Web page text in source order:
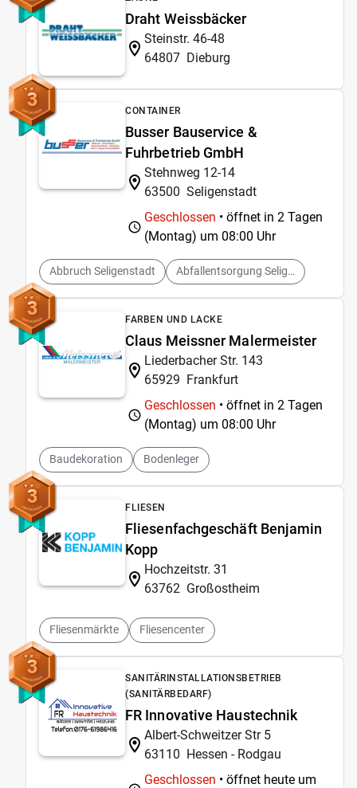
Draht Weissbäcker
Steinstr. 46-48
64807 Dieburg
3 CONTAINER
Busser Bauservice &
Fuhrbetrieb GmbH
Stehnweg 12-14
63500 Seligenstadt
Geschlossen • öffnet in 2 Tagen
(Montag) um 08:00 Uhr
Abbruch Seligenstadt Abfallentsorgung Seligenstadt
3 FARBEN UND LACKE
Claus Meissner Malermeister
Liederbacher Str. 143
65929 Frankfurt
Geschlossen • öffnet in 2 Tagen
(Montag) um 08:00 Uhr
Baudekoration Bodenleger
3 FLIESEN
Fliesenfachgeschäft Benjamin
Kopp
Hochzeitstr. 31
63762 Großostheim
Fliesenmärkte Fliesencenter
3
SANITÄRINSTALLATIONSBETRIEB
(SANITÄRBEDARF)
FR Innovative Haustechnik
Albert-Schweitzer Str 5
63110 Hessen - Rodgau
Geschlossen • öffnet heute um